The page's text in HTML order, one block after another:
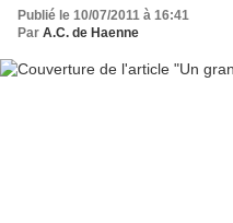
Publié le 10/07/2011 à 16:41
Par A.C. de Haenne